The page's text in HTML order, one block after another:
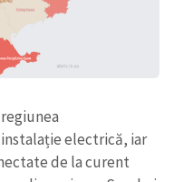
electrică, iar
de la curent